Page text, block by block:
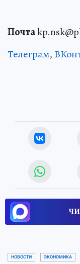
Почта
Телеграм,
НОВОСТИ ЭКОНОМИКА